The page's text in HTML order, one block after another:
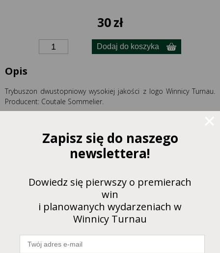
30zł
Dodaj do koszyka
Opis
Trybuszon dwustopniowy wysokiej jakości z logo Winnicy Turnau.
Producent: Coutale Sommelier.
Polecamy równieżZapisz się do naszego
newslettera!
Dowiedz się pierwszy o premierach
win
i planowanych wydarzeniach w
Winnicy Turnau